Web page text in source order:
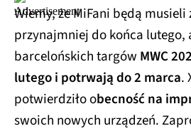
Wiemy, że MiFani będą musieli
przynajmniej do końca lutego,
barcelońskich targów MWC
lutego i potrwają do 2 marca.
potwierdziło obecność na
swoich nowych urządzeń.